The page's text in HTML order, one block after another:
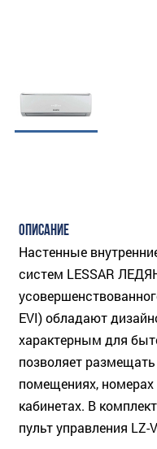
ОПИСАНИЕ
Настенные
систем LESSAR
EVI) обладают
характерным для
позволяет
помещениях, номерах
кабинетах. В
пульт управления LZ-